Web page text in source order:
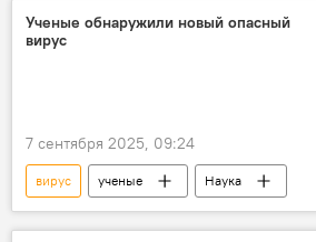
Ученые обнаружили новый опасный
вирус
7 сентября 2025, 09:24
вирус ученые Наука